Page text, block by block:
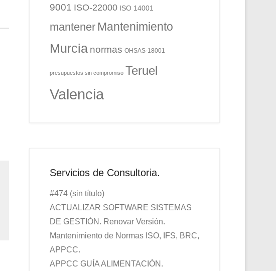
9001 ISO-22000 ISO 14001
mantener Mantenimiento
Murcia normas OHSAS-18001
presupuestos sin compromiso Teruel
Valencia
Servicios de Consultoria.
#474 (sin título)
ACTUALIZAR SOFTWARE SISTEMAS
DE GESTIÓN. Renovar Versión.
Mantenimiento de Normas ISO, IFS, BRC,
APPCC.
APPCC GUÍA ALIMENTACIÓN.